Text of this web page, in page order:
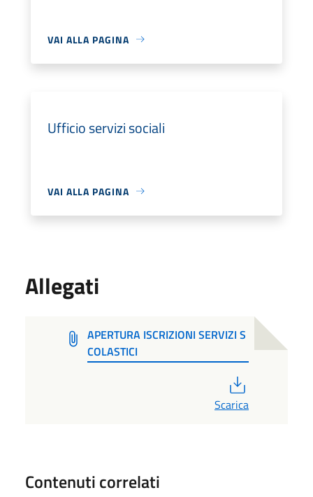
VAI ALLA PAGINA
Ufficio servizi sociali
VAI ALLA PAGINA
Allegati
APERTURA ISCRIZIONI SERVIZI S
COLASTICI
Scarica
Contenuti correlati